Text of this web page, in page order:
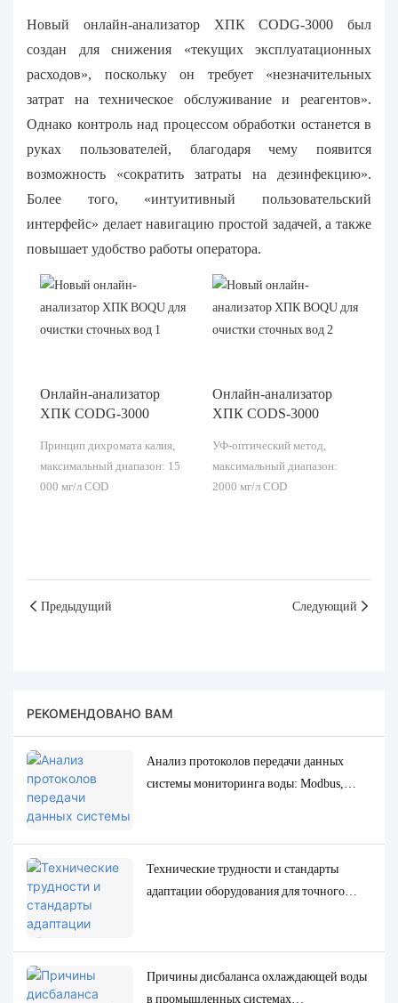
Новый онлайн-анализатор ХПК CODG-3000 был
создан для снижения «текущих эксплуатационных
расходов», поскольку он требует «незначительных
затрат на техническое обслуживание и реагентов».
Однако контроль над процессом обработки останется в
руках пользователей, благодаря чему появится
возможность «сократить затраты на дезинфекцию».
Более того, «интуитивный пользовательский
интерфейс» делает навигацию простой задачей, а также
повышает удобство работы оператора.
Онлайн-анализатор
ХПК CODG-3000
Принцип дихромата калия,
максимальный диапазон: 15
000 мг/л COD
Онлайн-анализатор
ХПК CODS-3000
УФ-оптический метод,
максимальный диапазон:
2000 мг/л COD
Предыдущий Следующий
РЕКОМЕНДОВАНО ВАМ
Анализ протоколов передачи данных
системы мониторинга воды: Modbus,
Технические трудности и стандарты
адаптации оборудования для точного
Причины дисбаланса охлаждающей воды
в промышленных системах